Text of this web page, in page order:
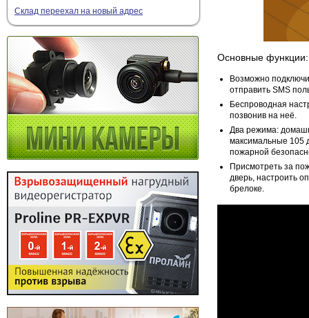
Склад переехал на новый адрес
Основные функции:
Возможно
отправить SMS
Беспроводная
позвонив на неё.
Два режима:
максимальные 105
пожарной
Присмотреть за
дверь, настроить
брелоке.